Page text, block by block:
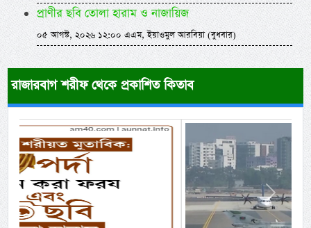
প্রাণীর ছবি তোলা হারাম ও নাজায়িজ
০৫ আগস্ট, ২০২৬ ১২:০০ এএম, ইয়াওমুল আরবিয়া (বুধবার)
রাজারবাগ শরীফ থেকে প্রকাশিত কিতাব
Previous Next